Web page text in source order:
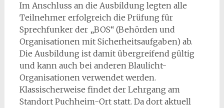
Im Anschluss an die Ausbildung legten alle
Teilnehmer erfolgreich die Prüfung für
Sprechfunker der „BOS“ (Behörden und
Organisationen mit Sicherheitsaufgaben) ab.
Die Ausbildung ist damit übergreifend gültig
und kann auch bei anderen Blaulicht-
Organisationen verwendet werden.
Klassischerweise findet der Lehrgang am
Standort Puchheim-Ort statt. Da dort aktuell